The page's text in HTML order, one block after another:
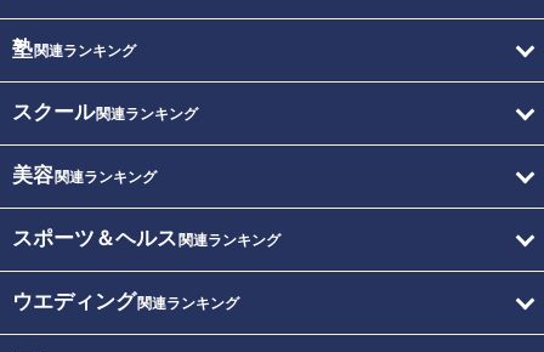
塾関連ランキング
スクール関連ランキング
美容関連ランキング
スポーツ＆ヘルス 関連ランキング
ウエディング関連ランキング